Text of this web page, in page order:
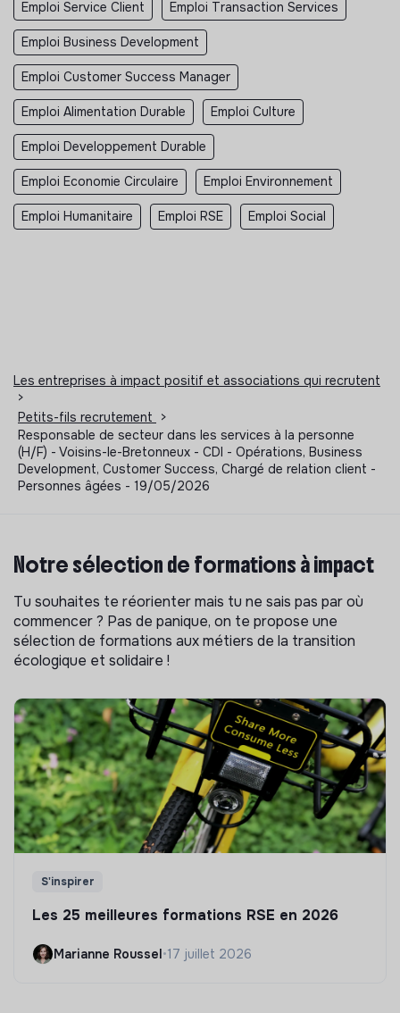
Emploi Service Client Emploi Transaction Services
Emploi Business Development
Emploi Customer Success Manager
Emploi Alimentation Durable Emploi Culture
Emploi Developpement Durable
Emploi Economie Circulaire Emploi Environnement
Emploi Humanitaire Emploi RSE Emploi Social
Les entreprises à impact positif et associations qui recrutent
>
Petits-fils recrutement
>
Responsable de secteur dans les services à la personne
(H/F) - Voisins-le-Bretonneux - CDI - Opérations, Business
Development, Customer Success, Chargé de relation client -
Personnes âgées - 19/05/2026
Notre sélection de formations à impact
Tu souhaites te réorienter mais tu ne sais pas par où
commencer ? Pas de panique, on te propose une
sélection de formations aux métiers de la transition
écologique et solidaire !
S'inspirer
Les 25 meilleures formations RSE en 2026
Marianne Roussel•17 juillet 2026